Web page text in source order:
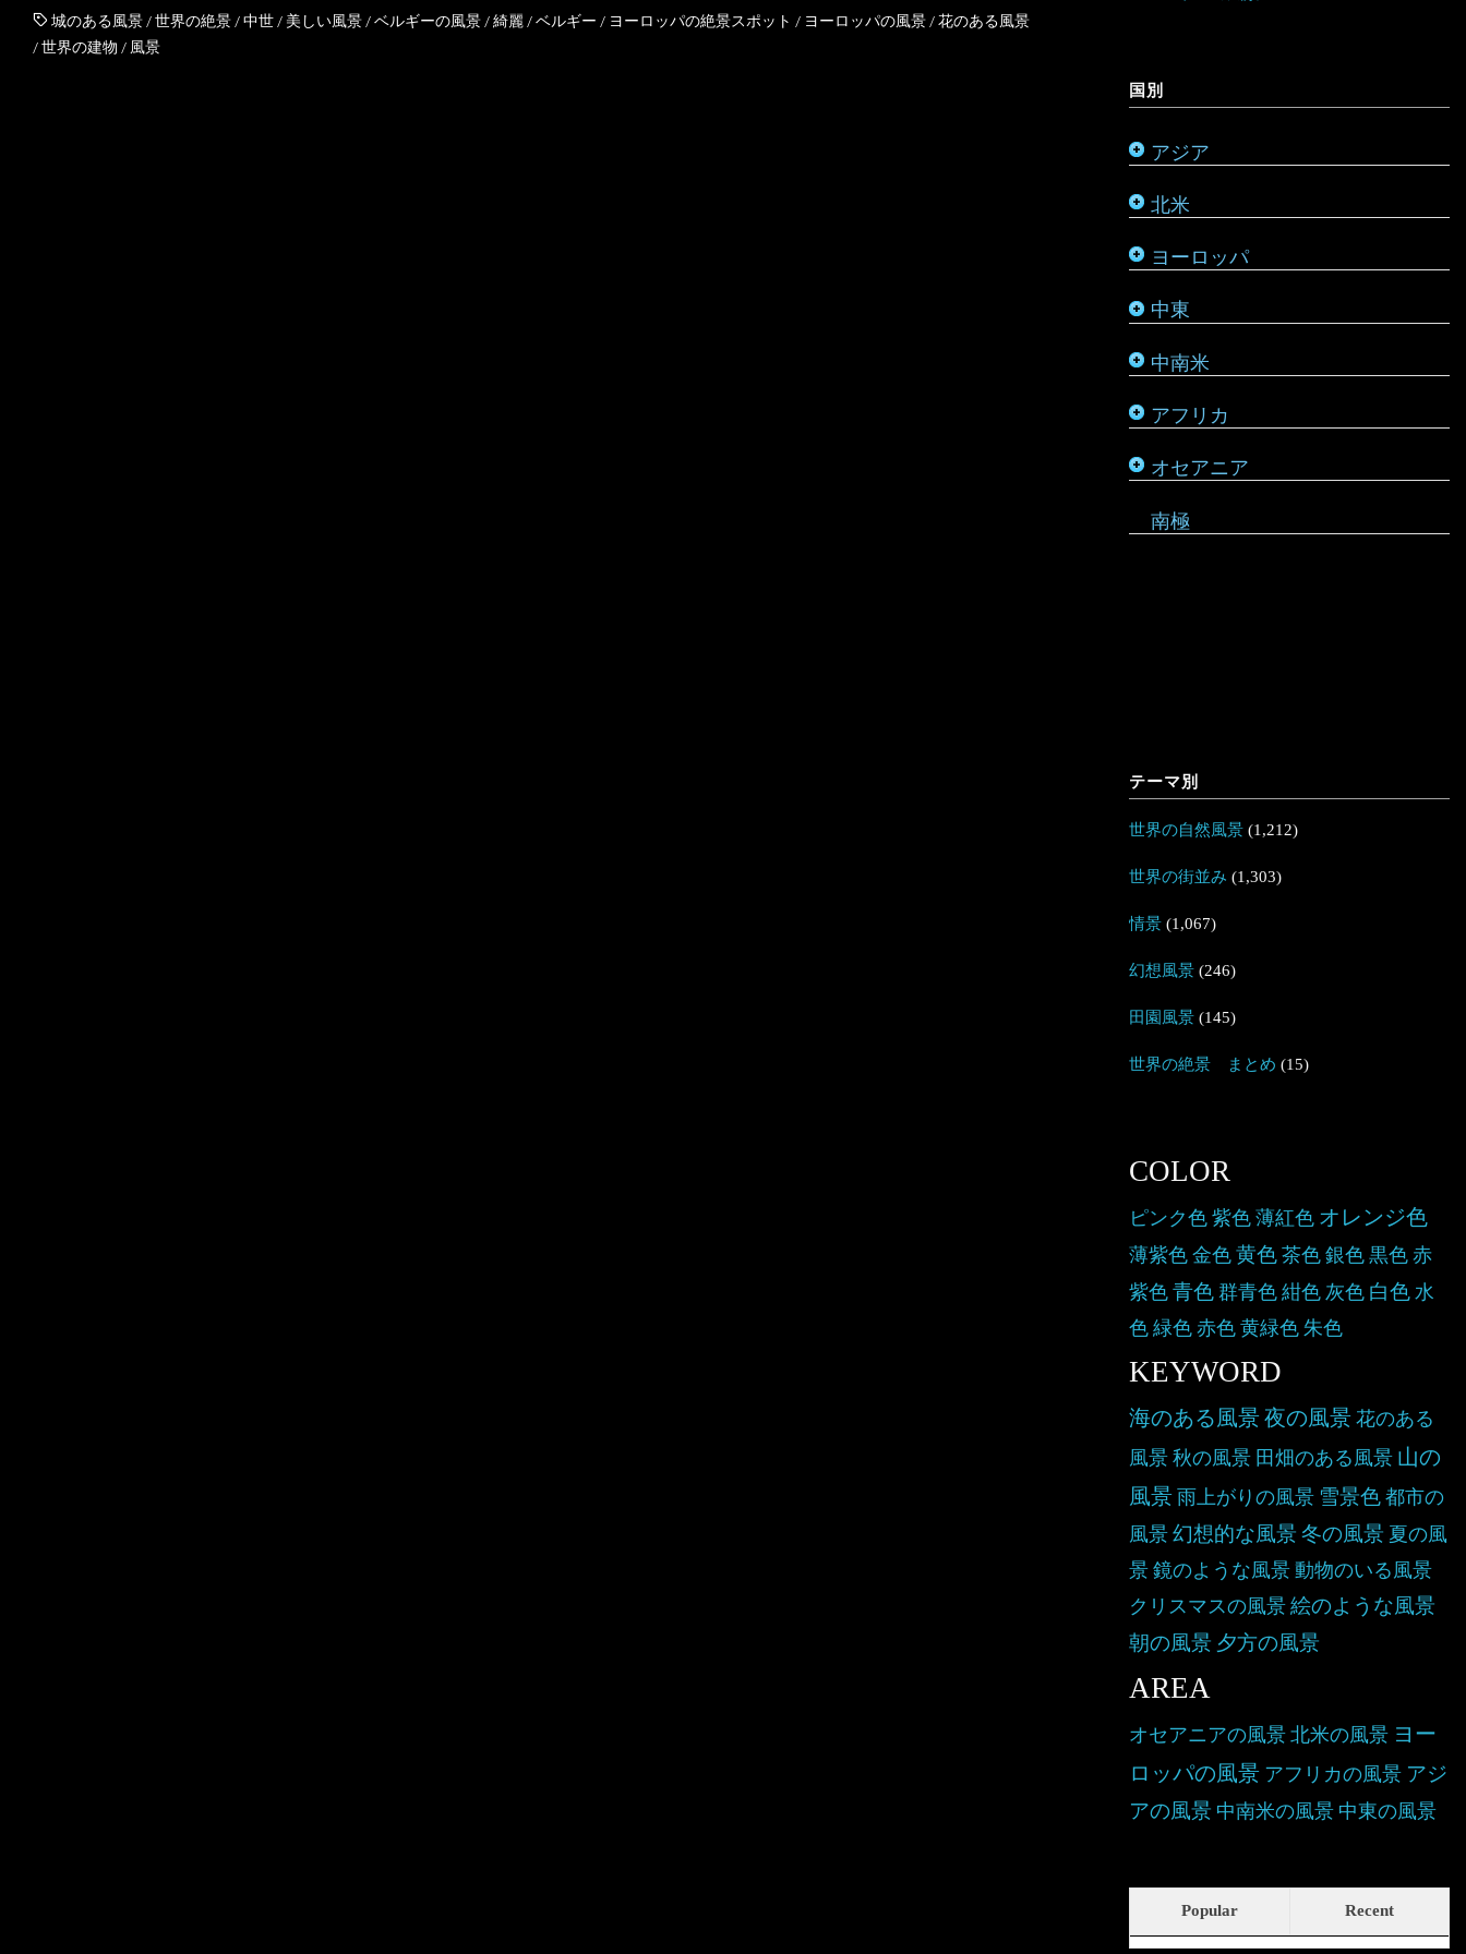
城のある風景/世界の絶景/中世/ 美しい風景/ベルギーの風景/綺麗 /ベルギー / ヨーロッパの絶景スポット / ヨーロッパの風景/花のある風景
/世界の建物 / 風景
国別
アジア
モルディブ
北米
カナダ
メキシコ
ヨーロッパ
ルーマニア
ルクセンブルク
ロシア
タタールスタン共和国
中東
シリア
バーレーン
パレスチナ
ヨルダン
レバノン
中南米
ブラジル
ベネズエラ
ベリーズ
ペルー
ボリビア
ホンジュラス
アフリカ
マダガスカル
マラウイ
南アフリカ
モザンビーク
モロッコ
モーリシャス
ルワンダ
オセアニア
サモア
ソロモン諸島
トンガ
ニュージーランド
バヌアツ
パラオ
仏領ポリネシア
タヒチ
マーシャル諸島
南極
テーマ別
世界の自然風景 (1,212)
世界の街並み (1,303)
情景 (1,067)
幻想風景 (246)
田園風景 (145)
世界の絶景 まとめ (15)
COLOR
ピンク色 紫色 薄紅色 オレンジ色
薄紫色 金色 黄色 茶色 銀色 黒色 赤
紫色 青色 群青色 紺色 灰色 白色 水
色 緑色 赤色 黄緑色 朱色
KEYWORD
海のある風景夜の風景 花のある
風景 秋の風景 田畑のある風景 山の
風景 雨上がりの風景 雪景色 都市の
風景 幻想的な風景 冬の風景 夏の風
景 鏡のような風景 動物のいる風景
クリスマスの風景 絵のような風景
朝の風景 夕方の風景
AREA
オセアニアの風景 北米の風景 ヨー
ロッパの風景 アフリカの風景 アジ
アの風景 中南米の風景 中東の風景
Popular Recent